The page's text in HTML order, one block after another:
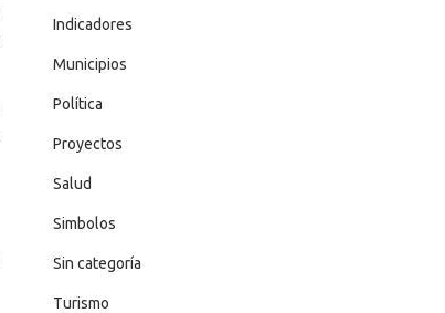
Indicadores
Municipios
Política
Proyectos
Salud
Simbolos
Sin categoría
Turismo